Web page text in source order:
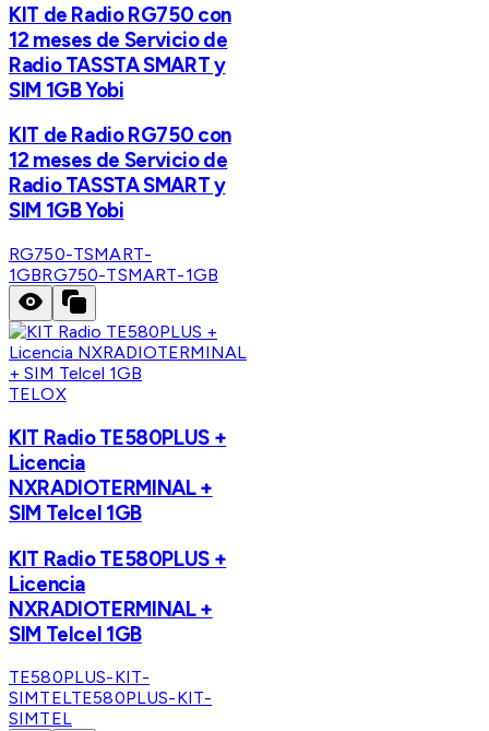
KIT de Radio RG750 con
12 meses de Servicio de
Radio TASSTA SMART y
SIM 1GB Yobi
KIT de Radio RG750 con
12 meses de Servicio de
Radio TASSTA SMART y
SIM 1GB Yobi
RG750-TSMART-
1GBRG750-TSMART-1GB
TELOX
KIT Radio TE580PLUS +
Licencia
NXRADIOTERMINAL +
SIM Telcel 1GB
KIT Radio TE580PLUS +
Licencia
NXRADIOTERMINAL +
SIM Telcel 1GB
TE580PLUS-KIT-
SIMTELTE580PLUS-KIT-
SIMTEL